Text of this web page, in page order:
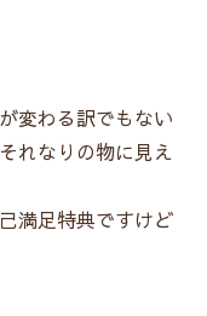
変わる訳でもない
れなりの物に見え
満足特典ですけど